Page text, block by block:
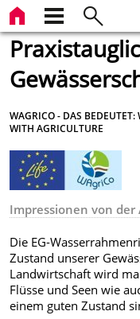
WAGRICO - DAS
WITH AGRICULTURE
Impressionen von
Die EG-
Zustand unserer
Landwirtschaft wird
Flüsse und Seen wie
einem guten Zustand